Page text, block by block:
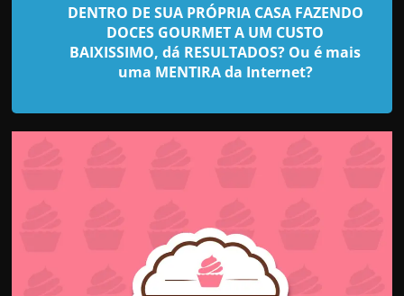
DENTRO DE SUA PRÓPRIA CASA FAZENDO
DOCES GOURMET A UM CUSTO
BAIXISSIMO, dá RESULTADOS? Ou é mais
uma MENTIRA da Internet?